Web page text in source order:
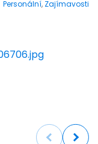
Personální, Zajímavosti
Previous Next